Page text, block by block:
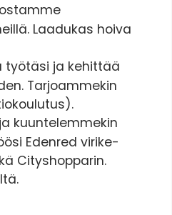
Laadukas hoiva
työtäsi ja kehittää
Tarjoammekin
kuuntelemmekin
Edenred virike-
Cityshopparin.